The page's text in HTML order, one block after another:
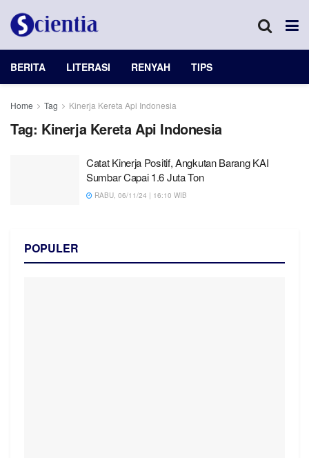
BERITA LITERASI RENYAH TIPS
Home Tag Kinerja Kereta Api Indonesia
Tag: Kinerja Kereta Api Indonesia
Catat Kinerja Positif, Angkutan Barang KAI
Sumbar Capai 1.6 Juta Ton
RABU, 06/11/24 | 16:10 WIB
POPULER